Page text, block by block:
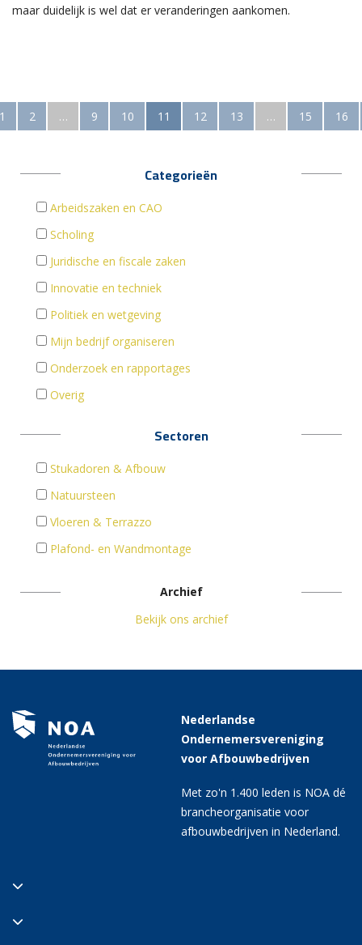
maar duidelijk is wel dat er veranderingen aankomen.
2 … 9 10 11 12 13 … 15 16
Categorieën
Arbeidszaken en CAO
Scholing
Juridische en fiscale zaken
Innovatie en techniek
Politiek en wetgeving
Mijn bedrijf organiseren
Onderzoek en rapportages
Overig
Sectoren
Stukadoren & Afbouw
Natuursteen
Vloeren & Terrazzo
Plafond- en Wandmontage
Archief
Bekijk ons archief
Nederlandse
Ondernemersvereniging
voor Afbouwbedrijven
Met zo'n 1.400 leden is NOA dé
brancheorganisatie voor
afbouwbedrijven in Nederland.